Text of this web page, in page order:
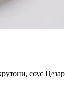
соус Цезар